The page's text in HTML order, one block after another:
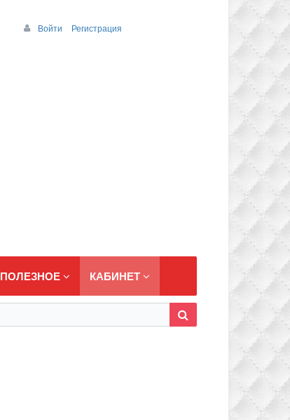
Войти Регистрация
ПОЛЕЗНОЕ КАБИНЕТ